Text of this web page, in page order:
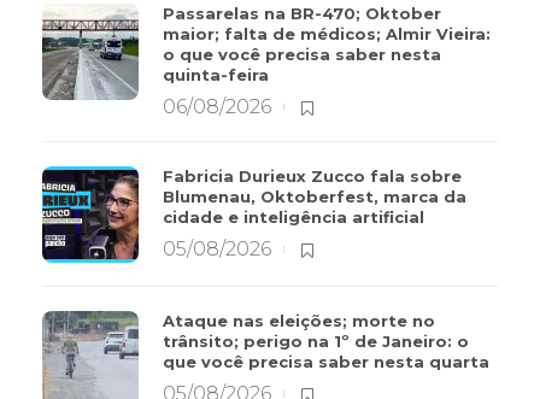
Passarelas na BR-470; Oktober
maior; falta de médicos; Almir Vieira:
o que você precisa saber nesta
quinta-feira
06/08/2026
Fabricia Durieux Zucco fala sobre
Blumenau, Oktoberfest, marca da
cidade e inteligência artificial
05/08/2026
Ataque nas eleições; morte no
trânsito; perigo na 1º de Janeiro: o
que você precisa saber nesta quarta
05/08/2026